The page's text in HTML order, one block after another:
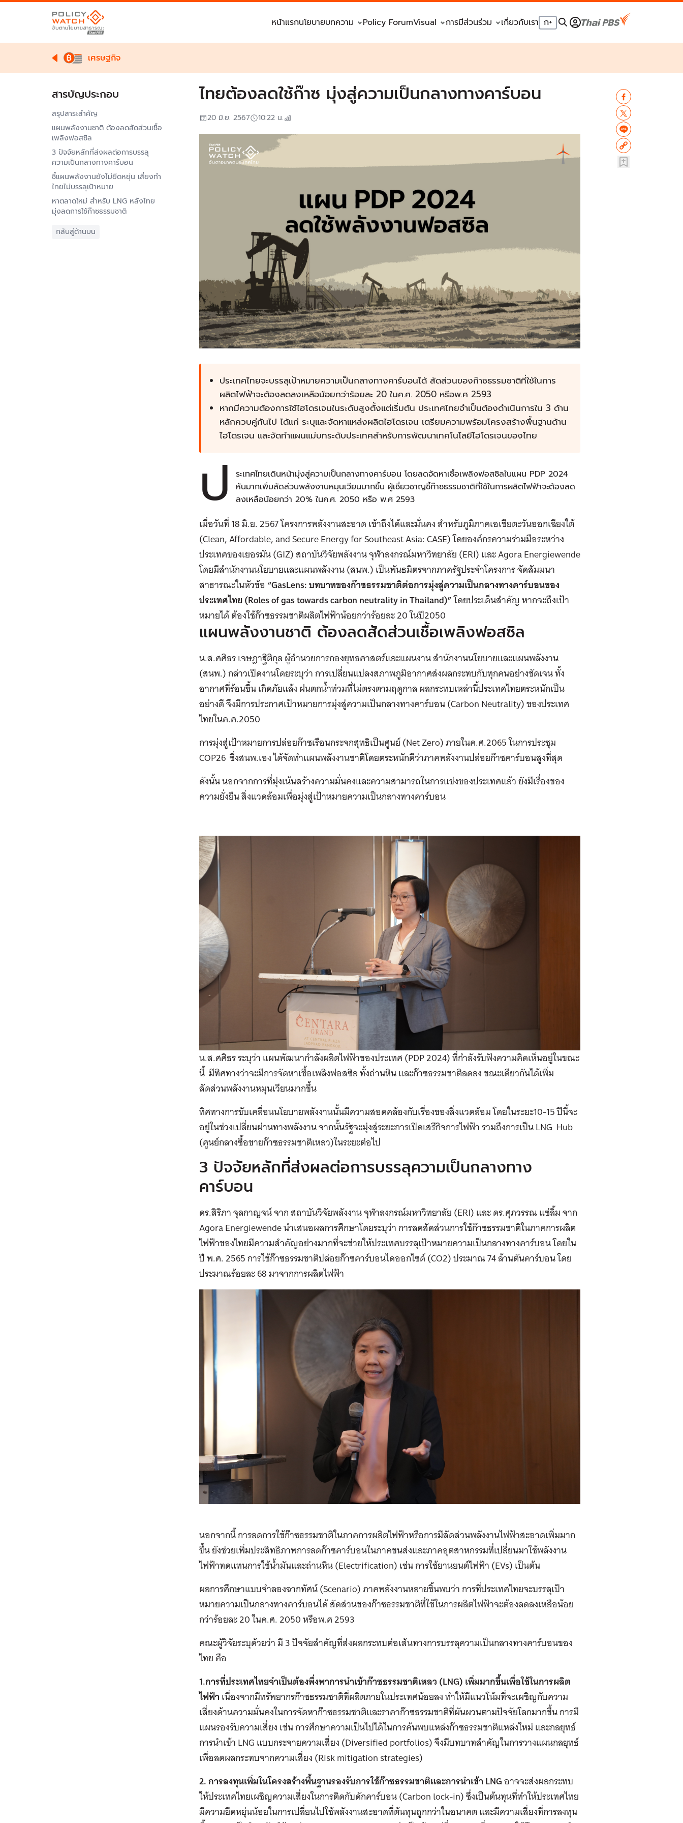
หน้าแรกนโยบายบทความ Policy ForumVisual การมีส่วนร่วม เกี่ยวกับเรา ก+
เศรษฐกิจ
สารบัญประกอบ
สรุปสาระสำคัญ
แผนพลังงานชาติ ต้องลดสัดส่วนเชื้อ
เพลิงฟอสซิล
3 ปัจจัยหลักที่ส่งผลต่อการบรรลุ
ความเป็นกลางทางคาร์บอน
ชี้แผนพลังงานยังไม่ยืดหยุ่น เสี่ยงทำ
ไทยไม่บรรลุเป้าหมาย
หาตลาดใหม่ สำหรับ LNG หลังไทย
มุ่งลดการใช้ก๊าซธรรมชาติ
กลับสู่ด้านบน
ไทยต้องลดใช้ก๊าซ มุ่งสู่ความเป็นกลางทางคาร์บอน
20 มิ.ย. 2567 10:22 น.
ประเทศไทยจะบรรลุเป้าหมายความเป็นกลางทางคาร์บอนได้ สัดส่วนของก๊าซธรรมชาติที่ใช้ในการ
ผลิตไฟฟ้าจะต้องลดลงเหลือน้อยกว่าร้อยละ 20 ในค.ศ. 2050 หรือพ.ศ 2593
หากมีความต้องการใช้ไฮโดรเจนในระดับสูงตั้งแต่เริ่มต้น ประเทศไทยจำเป็นต้องดำเนินการใน 3 ด้าน
หลักควบคู่กันไป ได้แก่ ระบุและจัดหาแหล่งผลิตไฮโดรเจน เตรียมความพร้อมโครงสร้างพื้นฐานด้าน
ไฮโดรเจน และจัดทำแผนแม่บทระดับประเทศสำหรับการพัฒนาเทคโนโลยีไฮโดรเจนของไทย
ป
ระเทศไทยเดินหน้ามุ่งสู่ความเป็นกลางทางคาร์บอน โดยลดจัดหาเชื้อเพลิงฟอสซิลในแผน PDP 2024
หันมากเพิ่มสัดส่วนพลังงานหมุนเวียนมากขึ้น ผู้เชี่ยวชาญชี้ก๊าซธรรมชาติที่ใช้ในการผลิตไฟฟ้าจะต้องลด
ลงเหลือน้อยกว่า 20% ในค.ศ. 2050 หรือ พ.ศ 2593
เมื่อวันที่ 18 มิ.ย. 2567 โครงการพลังงานสะอาด เข้าถึงได้และมั่นคง สำหรับภูมิภาคเอเชียตะวันออกเฉียงใต้
(Clean, Affordable, and Secure Energy for Southeast Asia: CASE) โดยองค์กรความร่วมมือระหว่าง
ประเทศของเยอรมัน (GIZ) สถาบันวิจัยพลังงาน จุฬาลงกรณ์มหาวิทยาลัย (ERI) และ Agora Energiewende
โดยมีสำนักงานนโยบายและแผนพลังงาน (สนพ.) เป็นพันธมิตรจากภาครัฐประจำโครงการ จัดสัมมนา
สาธารณะในหัวข้อ “GasLens: บทบาทของก๊าซธรรมชาติต่อการมุ่งสู่ความเป็นกลางทางคาร์บอนของ
ประเทศไทย (Roles of gas towards carbon neutrality in Thailand)”โดยประเด็นสำคัญ หากจะถึงเป้า
หมายได้ ต้องใช้ก๊าซธรรมชาติผลิตไฟฟ้าน้อยกว่าร้อยละ 20 ในปี2050
แผนพลังงานชาติ ต้องลดสัดส่วนเชื้อเพลิงฟอสซิล
น.ส.ศศิธร เจษฎาฐิติกุล ผู้อำนวยการกองยุทธศาสตร์และแผนงาน สำนักงานนโยบายและแผนพลังงาน
(สนพ.) กล่าวเปิดงานโดยระบุว่า การเปลี่ยนแปลงสภาพภูมิอากาศส่งผลกระทบกับทุกคนอย่างชัดเจน ทั้ง
อากาศที่ร้อนขึ้น เกิดภัยแล้ง ฝนตกน้ำท่วมที่ไม่ตรงตามฤดูกาล ผลกระทบเหล่านี้ประเทศไทยตระหนักเป็น
อย่างดี จึงมีการประกาศเป้าหมายการมุ่งสู่ความเป็นกลางทางคาร์บอน (Carbon Neutrality) ของประเทศ
ไทยในค.ศ.2050
การมุ่งสู่เป้าหมายการปล่อยก๊าซเรือนกระจกสุทธิเป็นศูนย์ (Net Zero) ภายในค.ศ.2065 ในการประชุม
COP26 ซึ่งสนพ.เอง ได้จัดทำแผนพลังงานชาติโดยตระหนักดีว่าภาคพลังงานปล่อยก๊าซคาร์บอนสูงที่สุด
ดังนั้น นอกจากการที่มุ่งเน้นสร้างความมั่นคงและความสามารถในการแข่งของประเทศแล้ว ยังมีเรื่องของ
ความยั่งยืน สิ่งแวดล้อมเพื่อมุ่งสู่เป้าหมายความเป็นกลางทางคาร์บอน
น.ส.ศศิธร ระบุว่า แผนพัฒนากำลังผลิตไฟฟ้าของประเทศ (PDP 2024) ที่กำลังรับฟังความคิดเห็นอยู่ในขณะ
นี้ มีทิศทางว่าจะมีการจัดหาเชื้อเพลิงฟอสซิล ทั้งถ่านหิน และก๊าซธรรมชาติลดลง ขณะเดียวกันได้เพิ่ม
สัดส่วนพลังงานหมุนเวียนมากขึ้น
ทิศทางการขับเคลื่อนนโยบายพลังงานนั้นมีความสอดคล้องกับเรื่องของสิ่งแวดล้อม โดยในระยะ10-15 ปีนี้จะ
อยู่ในช่วงเปลี่ยนผ่านทางพลังงาน จากนั้นรัฐจะมุ่งสู่ระยะการเปิดเสรีกิจการไฟฟ้า รวมถึงการเป็น LNG Hub
(ศูนย์กลางซื้อขายก๊าซธรรมชาติเหลว)ในระยะต่อไป
3 ปัจจัยหลักที่ส่งผลต่อการบรรลุความเป็นกลางทาง
คาร์บอน
ดร.สิริภา จุลกาญจน์ จาก สถาบันวิจัยพลังงาน จุฬาลงกรณ์มหาวิทยาลัย (ERI) และ ดร.ศุภวรรณ แซ่ลิ้ม จาก
Agora Energiewende นำเสนอผลการศึกษาโดยระบุว่า การลดสัดส่วนการใช้ก๊าซธรรมชาติในภาคการผลิต
ไฟฟ้าของไทยมีความสำคัญอย่างมากที่จะช่วยให้ประเทศบรรลุเป้าหมายความเป็นกลางทางคาร์บอน โดยใน
ปี พ.ศ. 2565 การใช้ก๊าซธรรมชาติปล่อยก๊าซคาร์บอนไดออกไซด์ (CO2) ประมาณ 74 ล้านตันคาร์บอน โดย
ประมาณร้อยละ 68 มาจากการผลิตไฟฟ้า
นอกจากนี้ การลดการใช้ก๊าซธรรมชาติในภาคการผลิตไฟฟ้าหรือการมีสัดส่วนพลังงานไฟฟ้าสะอาดเพิ่มมาก
ขึ้น ยังช่วยเพิ่มประสิทธิภาพการลดก๊าซคาร์บอนในภาคขนส่งและภาคอุตสาหกรรมที่เปลี่ยนมาใช้พลังงาน
ไฟฟ้าทดแทนการใช้น้ำมันและถ่านหิน (Electrification) เช่น การใช้ยานยนต์ไฟฟ้า (EVs) เป็นต้น
ผลการศึกษาแบบจำลองฉากทัศน์ (Scenario) ภาคพลังงานหลายชิ้นพบว่า การที่ประเทศไทยจะบรรลุเป้า
หมายความเป็นกลางทางคาร์บอนได้ สัดส่วนของก๊าซธรรมชาติที่ใช้ในการผลิตไฟฟ้าจะต้องลดลงเหลือน้อย
กว่าร้อยละ 20 ในค.ศ. 2050 หรือพ.ศ 2593
คณะผู้วิจัยระบุด้วยว่า มี 3 ปัจจัยสำคัญที่ส่งผลกระทบต่อเส้นทางการบรรลุความเป็นกลางทางคาร์บอนของ
ไทย คือ
1.การที่ประเทศไทยจำเป็นต้องพึ่งพาการนำเข้าก๊าซธรรมชาติเหลว (LNG) เพิ่มมากขึ้นเพื่อใช้ในการผลิต
ไฟฟ้าเนื่องจากมีทรัพยากรก๊าซธรรมชาติที่ผลิตภายในประเทศน้อยลง ทำให้มีแนวโน้มที่จะเผชิญกับความ
เสี่ยงด้านความมั่นคงในการจัดหาก๊าซธรรมชาติและราคาก๊าซธรรมชาติที่ผันผวนตามปัจจัยโลกมากขึ้น การมี
แผนรองรับความเสี่ยง เช่น การศึกษาความเป็นไปได้ในการค้นพบแหล่งก๊าซธรรมชาติแหล่งใหม่ และกลยุทธ์
การนำเข้า LNG แบบกระจายความเสี่ยง (Diversified portfolios) จึงมีบทบาทสำคัญในการวางแผนกลยุทธ์
เพื่อลดผลกระทบจากความเสี่ยง (Risk mitigation strategies)
2. การลงทุนเพิ่มในโครงสร้างพื้นฐานรองรับการใช้ก๊าซธรรมชาติและการนำเข้า LNGอาจจะส่งผลกระทบ
ให้ประเทศไทยเผชิญความเสี่ยงในการติดกับดักคาร์บอน (Carbon lock-in) ซึ่งเป็นต้นทุนที่ทำให้ประเทศไทย
มีความยืดหยุ่นน้อยในการเปลี่ยนไปใช้พลังงานสะอาดที่ต้นทุนถูกกว่าในอนาคต และมีความเสี่ยงที่การลงทุน